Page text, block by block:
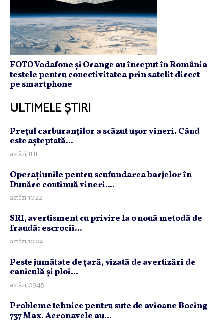
FOTO Vodafone și Orange au început în România
testele pentru conectivitatea prin satelit direct
pe smartphone
ULTIMELE ȘTIRI
Preţul carburanţilor a scăzut uşor vineri. Când
este aşteptată...
astăzi, 11:11
Operaţiunile pentru scufundarea barjelor în
Dunăre continuă vineri....
astăzi, 10:22
SRI, avertisment cu privire la o nouă metodă de
fraudă: escrocii...
astăzi, 10:04
Peste jumătate de ţară, vizată de avertizări de
caniculă şi ploi...
astăzi, 09:45
Probleme tehnice pentru sute de avioane Boeing
737 Max. Aeronavele au...